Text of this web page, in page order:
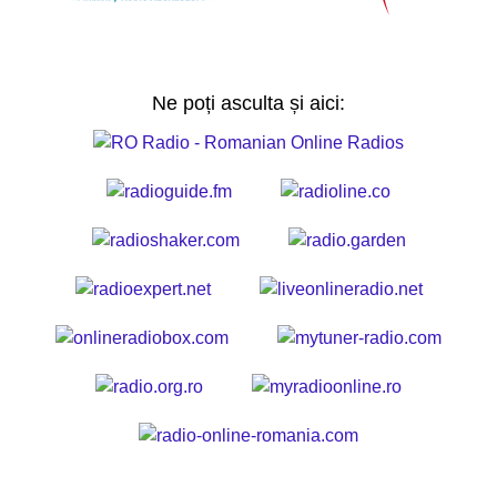
Ne poți asculta și aici: